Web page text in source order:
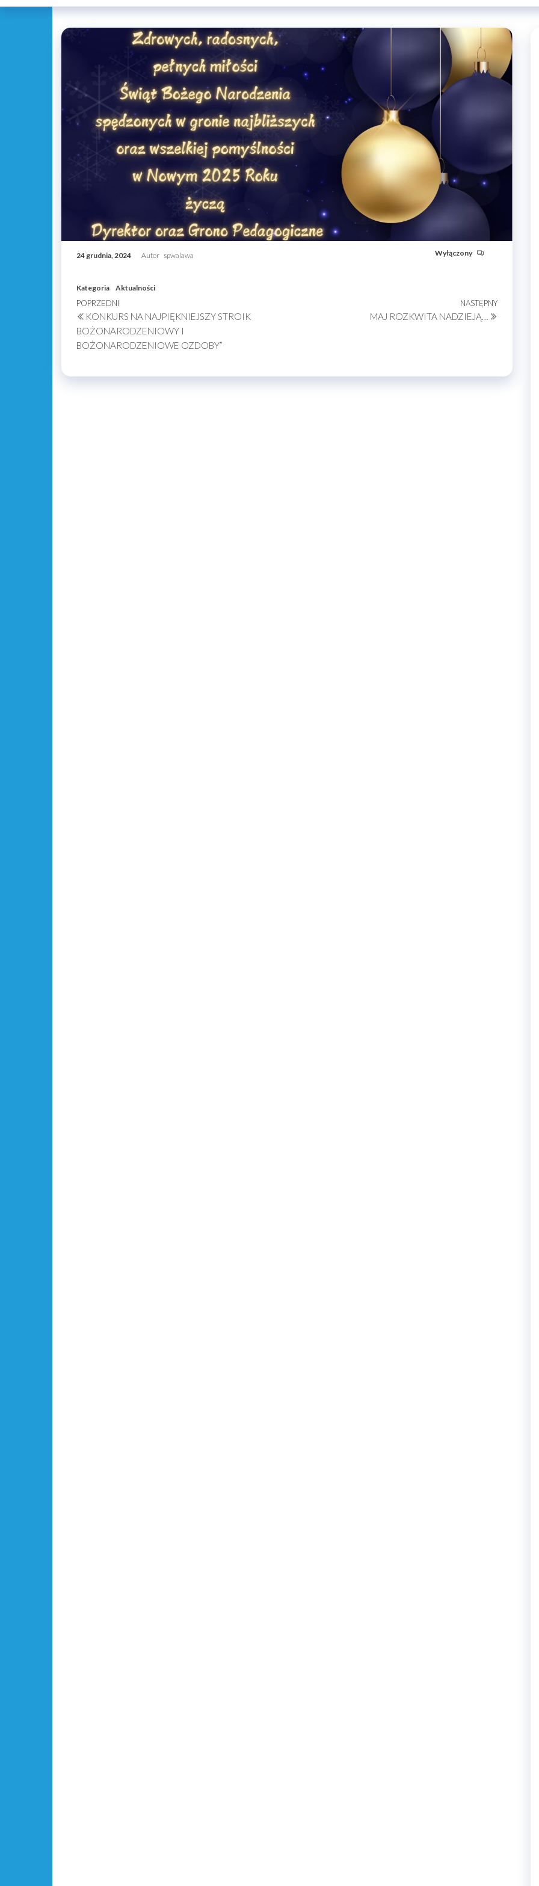
24 grudnia, 2024 Autor spwalawa Wyłączony
Kategoria Aktualności
Nawigacja
wpisu
Poprzedni
wpis
POPRZEDNI
KONKURS NA NAJPIĘKNIEJSZY STROIK
BOŻONARODZENIOWY I
BOŻONARODZENIOWE OZDOBY”
Następny
NASTĘPNY
MAJ ROZKWITA NADZIEJĄ…